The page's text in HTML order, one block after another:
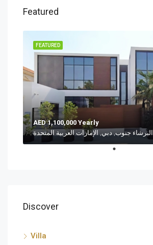
Featured
FEATURED
AED 1,100,000 Yearly
البرشاء جنوب, دبي, الإمارات العربية المتحدة
Discover
Villa